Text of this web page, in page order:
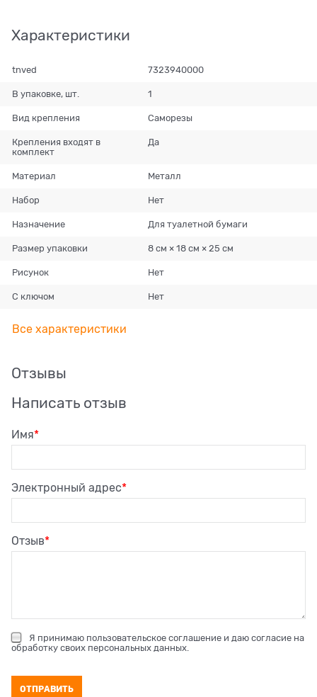
Характеристики
tnved 7323940000
В упаковке, шт. 1
Вид крепления Саморезы
Крепления входят в
комплект
Да
Материал Металл
Набор Нет
Назначение Для туалетной бумаги
Размер упаковки 8 см × 18 см × 25 см
Рисунок Нет
С ключом Нет
Все характеристики
Отзывы
Написать отзыв
Имя
Электронный адрес
Отзыв
Я принимаю пользовательское соглашение и даю согласие на
обработку своих персональных данных.